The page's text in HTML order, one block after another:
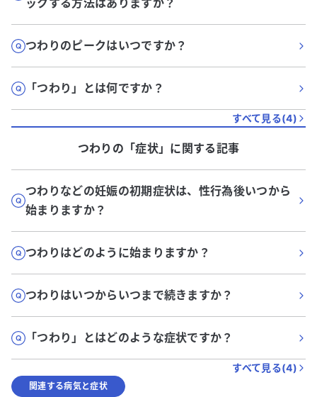
ックする方法はありますか？
つわりのピークはいつですか？
「つわり」とは何ですか？
すべて見る(4)
つわり の「症状」に関する記事
つわりなどの妊娠の初期症状は、性行為後いつから
始まりますか？
つわりはどのように始まりますか？
つわりはいつからいつまで続きますか？
「つわり」とはどのような症状ですか？
すべて見る(4)
関連する病気と症状